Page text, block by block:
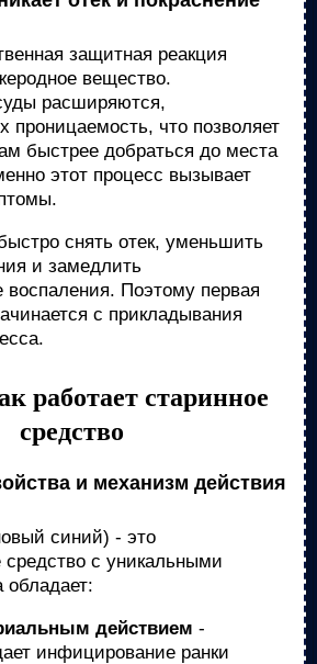
защитная реакция
вещество.
расширяются,
проницаемость, что позволяет
быстрее добраться до места
этот процесс вызывает
снять отек, уменьшить
и замедлить
воспаления. Поэтому первая
с прикладывания
работает старинное
средство
и механизм действия
синий) - это
средство с уникальными
действием -
инфицирование ранки